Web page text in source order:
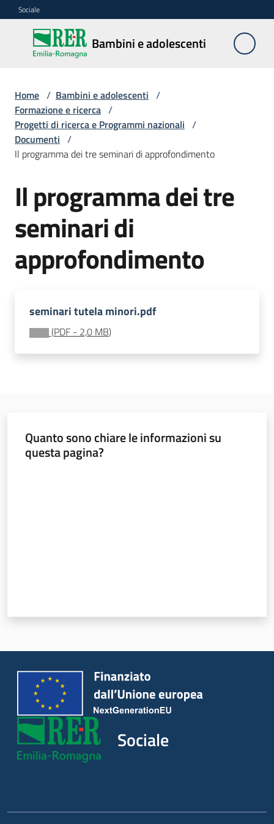
Vai al contenuto
Vai alla navigazione
Vai al footer
Sociale
Bambini e adolescenti
Bambini e
adolescenti
Accoglienza,
tutela
e
sostegno
Adolescenza
Centri
e
soggiorni
Formazione
ricerca
Nidi
scuole
Leggi Atti Bandi
Piani Programmi
Home / Bambini e adolescenti /
Formazione e ricerca /
Progetti di ricerca e Programmi nazionali /
Documenti /
Il programma dei tre seminari di approfondimento
Il programma dei tre
seminari di
approfondimento
seminari tutela minori.pdf
(PDF - 2,0 MB)
Quanto sono chiare le informazioni su
questa pagina?
Sociale